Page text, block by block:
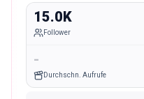
15.0K
Follower
-
Durchschn. Aufrufe